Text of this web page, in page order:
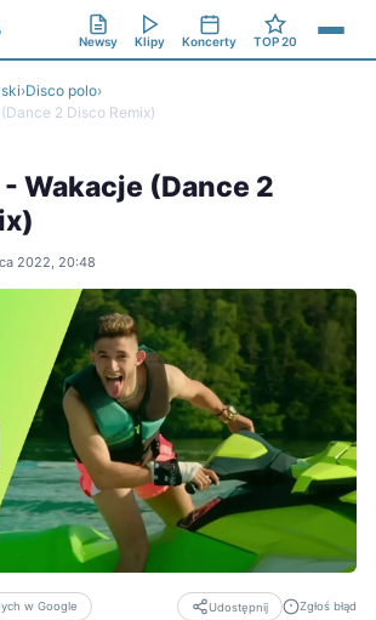
Newsy Klipy Koncerty TOP 20
›Disco polo›
2 Disco Remix)
Wakacje (Dance 2
2022, 20:48
w Google Udostępnij Zgłoś błąd